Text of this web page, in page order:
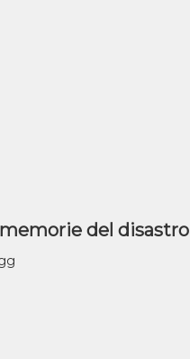
del disastro